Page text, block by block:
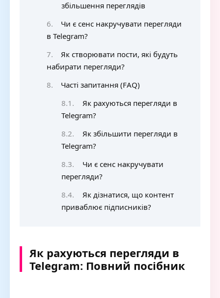
збільшення переглядів
Чи є сенс накручувати перегляди
в Telegram?
Як створювати пости, які будуть
набирати перегляди?
Часті запитання (FAQ)
Як рахуються перегляди в
Telegram?
Як збільшити перегляди в
Telegram?
Чи є сенс накручувати
перегляди?
Як дізнатися, що контент
приваблює підписників?
Як рахуються перегляди в
Telegram: Повний посібник